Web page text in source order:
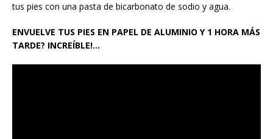
tus pies con una pasta de bicarbonato de sodio y agua.
ENVUELVE TUS PIES EN PAPEL DE ALUMINIO Y 1 HORA MÁS
TARDE? INCREÍBLE!…